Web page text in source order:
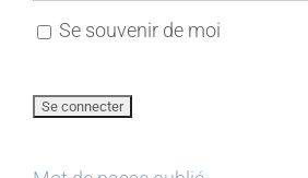
Se souvenir de moi